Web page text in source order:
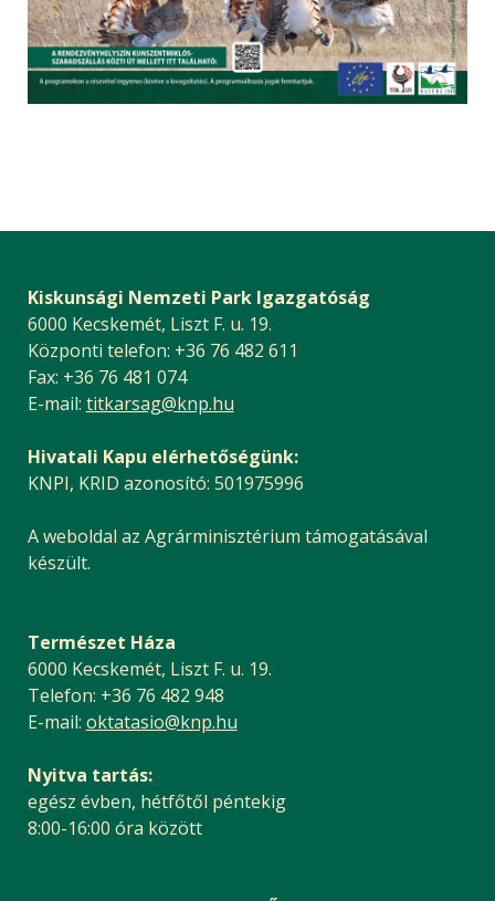
Kiskunsági Nemzeti Park Igazgatóság
6000 Kecskemét, Liszt F. u. 19.
Központi telefon: +36 76 482 611
Fax: +36 76 481 074
E-mail: titkarsag@knp.hu
Hivatali Kapu elérhetőségünk:
KNPI, KRID azonosító: 501975996
A weboldal az Agrárminisztérium támogatásával
készült.
Természet Háza
6000 Kecskemét, Liszt F. u. 19.
Telefon: +36 76 482 948
E-mail: oktatasio@knp.hu
Nyitva tartás:
egész évben, hétfőtől péntekig
8:00-16:00 óra között